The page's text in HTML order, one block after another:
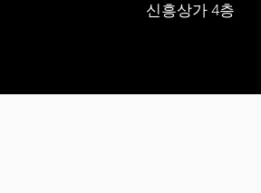
신흥상가 4층